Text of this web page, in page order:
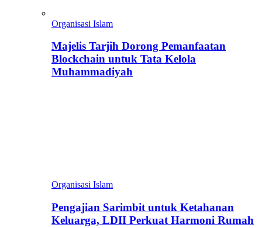
Organisasi Islam
Majelis Tarjih Dorong Pemanfaatan
Blockchain untuk Tata Kelola
Muhammadiyah
Organisasi Islam
Pengajian Sarimbit untuk Ketahanan
Keluarga, LDII Perkuat Harmoni Rumah